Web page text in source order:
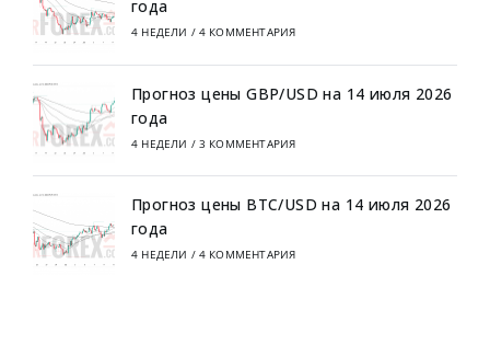
года
4 НЕДЕЛИ / 4 КОММЕНТАРИЯ
Прогноз цены GBP/USD на 14 июля 2026
года
4 НЕДЕЛИ / 3 КОММЕНТАРИЯ
Прогноз цены BTC/USD на 14 июля 2026
года
4 НЕДЕЛИ / 4 КОММЕНТАРИЯ